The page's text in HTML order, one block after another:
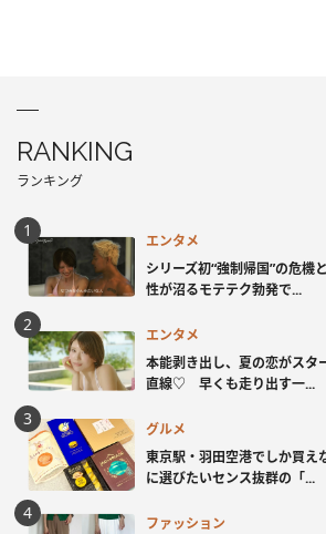
RANKING
ランキング
エンタメ
シリーズ初“強制帰国”の危
性が沼るモテテク勃発で...
エンタメ
本能剥き出し、夏の恋がス
直線♡ 早くも走り出す一...
グルメ
東京駅・羽田空港でしか買
に選びたいセンス抜群の「...
ファッション